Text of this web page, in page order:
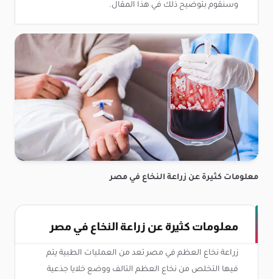
وسنقوم بتوضيح ذلك في هذا المقال.
معلومات كثيرة عن زراعة النخاع في مصر
معلومات كثيرة عن زراعة النخاع في مصر
زراعة نخاع العظم في مصر تعد من العمليات الطبية يتم
فيها التخلص من نخاع العظم التالف ووضع خلايا جذعية